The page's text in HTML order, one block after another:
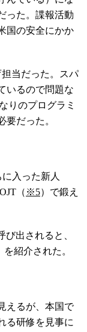
った。諜報活動
国の安全にかか
当だった。スパ
いるので問題な
りのプログラミ
要だった。
入った新人
（ ※5）で鍛え
出されると、
を紹介された。
えるが、本国で
る研修を見事に